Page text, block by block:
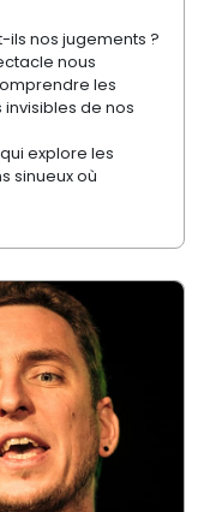
ils nos jugements ?
nous
les
de nos
explore les
sinueux où